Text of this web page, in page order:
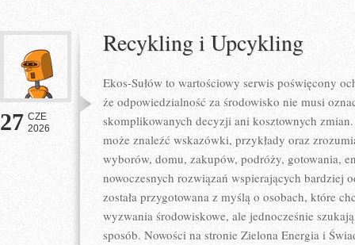
27 CZE
2026
Recykling i Upcykling
Ekos-Sułów to wartościowy serwis poświęcony
że odpowiedzialność za środowisko nie musi
skomplikowanych decyzji ani kosztownych
może znaleźć wskazówki, przykłady oraz
wyborów, domu, zakupów, podróży, gotowania,
nowoczesnych rozwiązań wspierających bardziej
została przygotowana z myślą o osobach, które
wyzwania środowiskowe, ale jednocześnie
sposób. Nowości na stronie Zielona Energia i